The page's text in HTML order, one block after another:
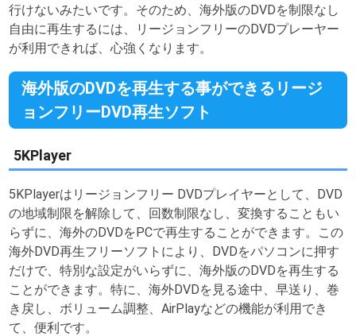
行けないみたいです。そのため、海外版のDVDを制限なし
自由に再生するには、リージョンフリーのDVDプレーヤー
が利用できれば、心強くなります。
海外版のDVDを再生する事ができるリージ
ョンフリーDVD再生ソフト
5KPlayer
5KPlayerはリージョンフリー DVDプレイヤーとして、DVD
の地域制限を解除して、回数制限なし、変換することもい
らずに、海外のDVDをPCで再生することができます。この
海外DVD再生フリーソフトにより、DVDをパソコンに押す
だけで、特別な設定がいらずに、海外版のDVDを再生する
ことができます。特に、海外DVDを見る途中、早送り、巻
き戻し、ボリューム調整、AirPlayなどの機能が利用でき
て、便利です。